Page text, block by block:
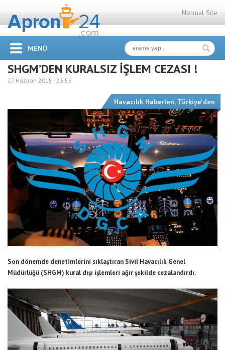
Normal Site
MENÜ
SHGM’DEN KURALSIZ İŞLEM CEZASI !
27 Haziran 2015 -23:55
Havacılık Haberleri,Türkiye'den
Son dönemde denetimlerini sıklaştıran Sivil Havacılık Genel
Müdürlüğü (SHGM) kural dışı işlemleri ağır şekilde cezalandırdı.